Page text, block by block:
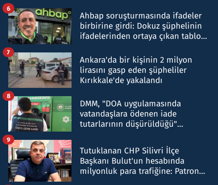
Ahbap soruşturmasında ifadeler
birbirine girdi: Dokuz şüphelinin
ifadelerinden ortaya çıkan tablo
6
Ankara'da bir kişinin 2 milyon
lirasını gasp eden şüpheliler
Kırıkkale'de yakalandı
7
DMM, "DOA uygulamasında
vatandaşlara ödenen iade
tutarlarının düşürüldüğü"
8
Tutuklanan CHP Silivri İlçe
Başkanı Bulut'un hesabında
milyonluk para trafiğine: Patron
9